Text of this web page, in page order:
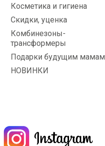
Косметика и гигиена
Скидки, уценка
Комбинезоны-
трансформеры
Подарки будущим мамам
НОВИНКИ